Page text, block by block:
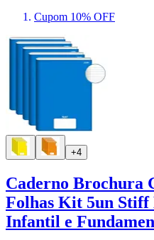
Cupom 10% OFF
+4
Caderno Brochura
Folhas Kit 5un Stiff
Infantil e